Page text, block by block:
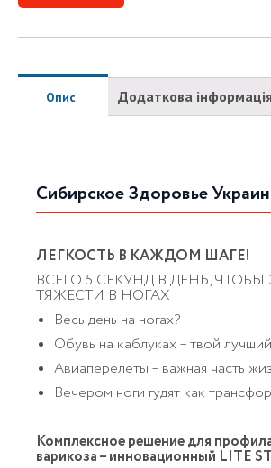
Опис Додаткова інформація
Сибирское Здоровье
ЛЕГКОСТЬ В КАЖДОМ ШАГЕ!
ВСЕГО 5 СЕКУНД В ДЕНЬ,
ТЯЖЕСТИ В НОГАХ
Весь день на ногах?
Обувь на каблуках – твой
Авиаперелеты – важная часть
Вечером ноги гудят как
Комплексное решение для
варикоза – инновационный LITE